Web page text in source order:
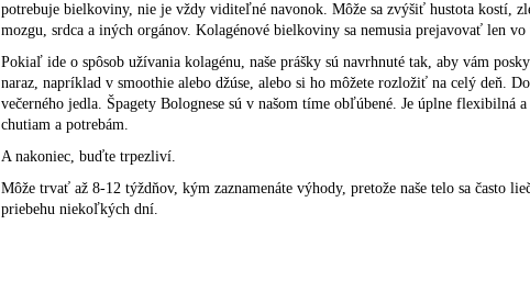
potrebuje bielkoviny, nie je vždy viditeľné navonok. Môže sa zvýšiť hustota kostí,
mozgu, srdca a iných orgánov. Kolagénové bielkoviny sa nemusia prejavovať len
Pokiaľ ide o spôsob užívania kolagénu, naše prášky sú navrhnuté tak, aby vám
naraz, napríklad v smoothie alebo džúse, alebo si ho môžete rozložiť na celý deň.
večerného jedla. Špagety Bolognese sú v našom tíme obľúbené. Je úplne flexibilná
chutiam a potrebám.
A nakoniec, buďte trpezliví.
Môže trvať až 8-12 týždňov, kým zaznamenáte výhody, pretože naše telo sa často
priebehu niekoľkých dní.